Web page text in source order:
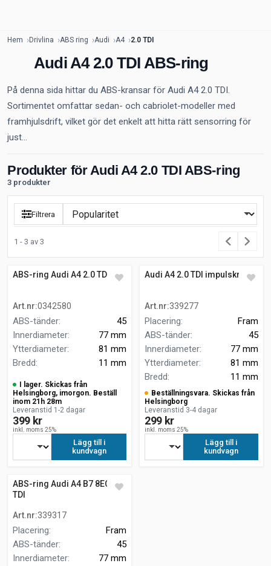
Hem Drivlina ABS ring Audi A4 2.0 TDI
Audi A4 2.0 TDI ABS-ring
På denna sida hittar du ABS-kransar för Audi A4 2.0 TDI.
Sortimentet omfattar sedan- och cabriolet-modeller med
framhjulsdrift, vilket gör det enkelt att hitta rätt sensorring för
just...
Produkter för Audi A4 2.0 TDI ABS-ring
3 produkter
Filtrera
1 - 3 av 3
ABS-ring Audi A4 2.0 TDI
Art.nr:0342580
ABS-tänder:
45
Innerdiameter:
77 mm
Ytterdiameter:
81 mm
Bredd: 11 mm
I lager. Skickas från
Helsingborg, imorgon. Beställ
inom 21h 28m
Leveranstid 1-2 dagar
399 kr
inkl. moms 25%
Lägg till i
kundvagn
Audi A4 2.0 TDI impulskrans
Art.nr:339277
Placering:
Fram
ABS-tänder:
45
Innerdiameter:
77 mm
Ytterdiameter:
81 mm
Bredd: 11 mm
Beställningsvara. Skickas från
Helsingborg
Leveranstid 3-4 dagar
299 kr
inkl. moms 25%
Lägg till i
kundvagn
ABS-ring Audi A4 B7 8EC 2.0
TDI
Art.nr:339317
Placering:
Fram
ABS-tänder:
45
Innerdiameter:
77 mm